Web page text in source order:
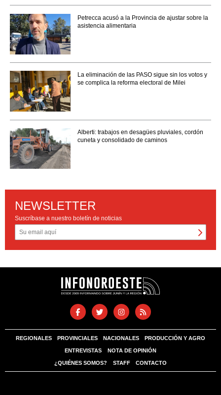
Petrecca acusó a la Provincia de ajustar sobre la
asistencia alimentaria
La eliminación de las PASO sigue sin los votos y
se complica la reforma electoral de Milei
Alberti: trabajos en desagües pluviales, cordón
cuneta y consolidado de caminos
NEWSLETTER
Suscríbase a nuestro boletín de noticias
REGIONALES PROVINCIALES NACIONALES PRODUCCIÓN Y AGRO
ENTREVISTAS NOTA DE OPINIÓN
¿QUIÉNES SOMOS? STAFF CONTACTO